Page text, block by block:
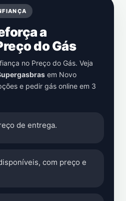
a
do Gás
no Preço do Gás. Veja
em Novo
e pedir gás online em 3
de entrega.
com preço e